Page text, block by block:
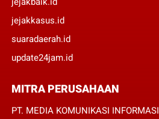
jejakkasus.id
suaradaerah.id
update24jam.id
MITRA PERUSAHAAN
PT. MEDIA KOMUNIKASI INFORMASI